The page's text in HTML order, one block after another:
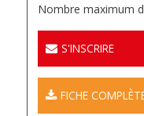
Nombre maximum
S'INSCRIRE
FICHE